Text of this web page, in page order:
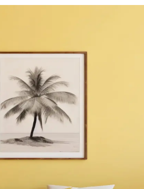
estetik hale getirilebilir. Alternatif
alanınızı çok yönlü
hale getirilebilir. Doğru malzeme ve